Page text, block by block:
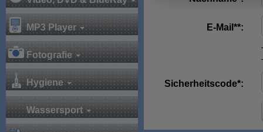
MP3 Player
Fotografie
Hygiene
Wassersport
E-Mail**:
Sicherheitscode*: